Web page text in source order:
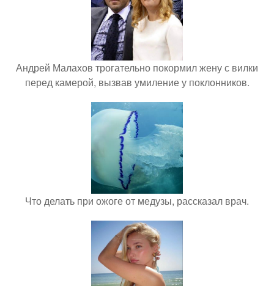
Андрей Малахов трогательно покормил жену с вилки
перед камерой, вызвав умиление у поклонников.
Что делать при ожоге от медузы, рассказал врач.